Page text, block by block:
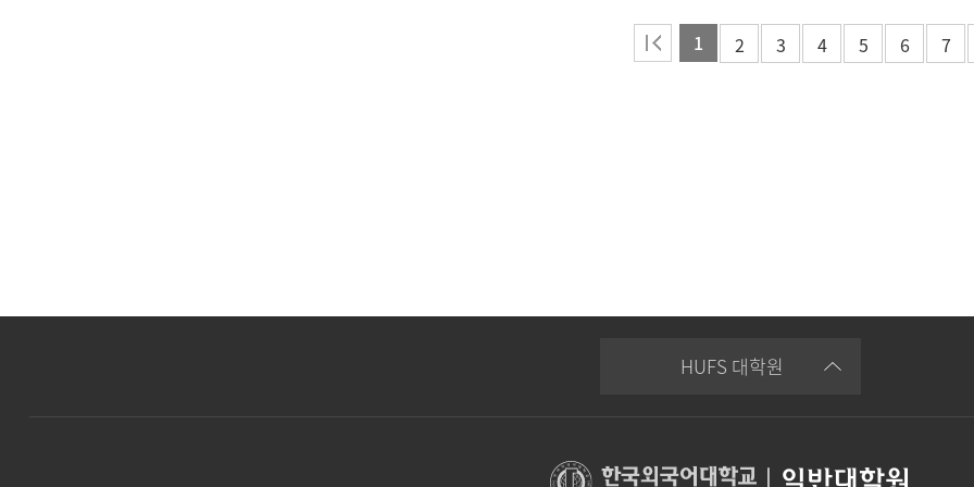
1 2 3 4 5 6 7
HUFS 대학원